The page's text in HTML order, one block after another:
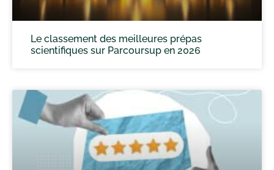
Le classement des meilleures prépas
scientifiques sur Parcoursup en 2026